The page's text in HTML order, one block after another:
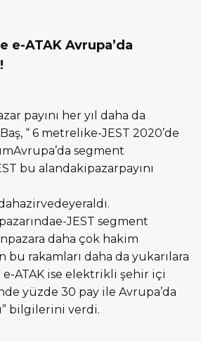
e-ATAK Avrupa’da
payını her yıl daha da
“ 6 metrelike-JEST 2020’de
segment
bu alandakipazarpayını
JEST segment
daha çok hakim
rakamları daha da yukarılara
e-ATAK ise elektrikli şehir içi
yüzde 30 pay ile Avrupa’da
bilgilerini verdi.